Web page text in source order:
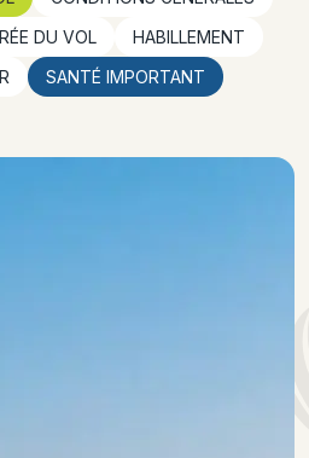
DU VOL
HABILLEMENT
SANTÉ IMPORTANT